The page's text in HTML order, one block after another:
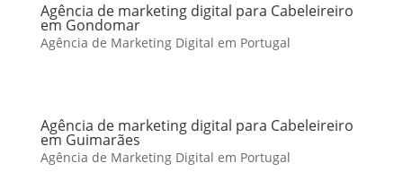
Agência de marketing digital para Cabeleireiro
em Gondomar
Agência de Marketing Digital em Portugal
Agência de marketing digital para Cabeleireiro
em Guimarães
Agência de Marketing Digital em Portugal